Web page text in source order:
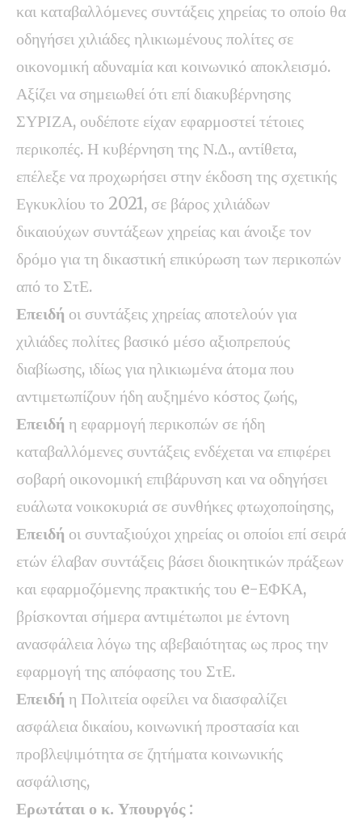
και καταβαλλόμενες συντάξεις χηρείας το οποίο θα
οδηγήσει χιλιάδες ηλικιωμένους πολίτες σε
οικονομική αδυναμία και κοινωνικό αποκλεισμό.
Αξίζει να σημειωθεί ότι επί διακυβέρνησης
ΣΥΡΙΖΑ, ουδέποτε είχαν εφαρμοστεί τέτοιες
περικοπές. Η κυβέρνηση της Ν.Δ., αντίθετα,
επέλεξε να προχωρήσει στην έκδοση της σχετικής
Εγκυκλίου το 2021, σε βάρος χιλιάδων
δικαιούχων συντάξεων χηρείας και άνοιξε τον
δρόμο για τη δικαστική επικύρωση των περικοπών
από το ΣτΕ.
Επειδή οι συντάξεις χηρείας αποτελούν για
χιλιάδες πολίτες βασικό μέσο αξιοπρεπούς
διαβίωσης, ιδίως για ηλικιωμένα άτομα που
αντιμετωπίζουν ήδη αυξημένο κόστος ζωής,
Επειδή η εφαρμογή περικοπών σε ήδη
καταβαλλόμενες συντάξεις ενδέχεται να επιφέρει
σοβαρή οικονομική επιβάρυνση και να οδηγήσει
ευάλωτα νοικοκυριά σε συνθήκες φτωχοποίησης,
Επειδή οι συνταξιούχοι χηρείας οι οποίοι επί σειρά
ετών έλαβαν συντάξεις βάσει διοικητικών πράξεων
και εφαρμοζόμενης πρακτικής του e-ΕΦΚΑ,
βρίσκονται σήμερα αντιμέτωποι με έντονη
ανασφάλεια λόγω της αβεβαιότητας ως προς την
εφαρμογή της απόφασης του ΣτΕ.
Επειδή η Πολιτεία οφείλει να διασφαλίζει
ασφάλεια δικαίου, κοινωνική προστασία και
προβλεψιμότητα σε ζητήματα κοινωνικής
ασφάλισης,
Ερωτάται ο κ. Υπουργός :